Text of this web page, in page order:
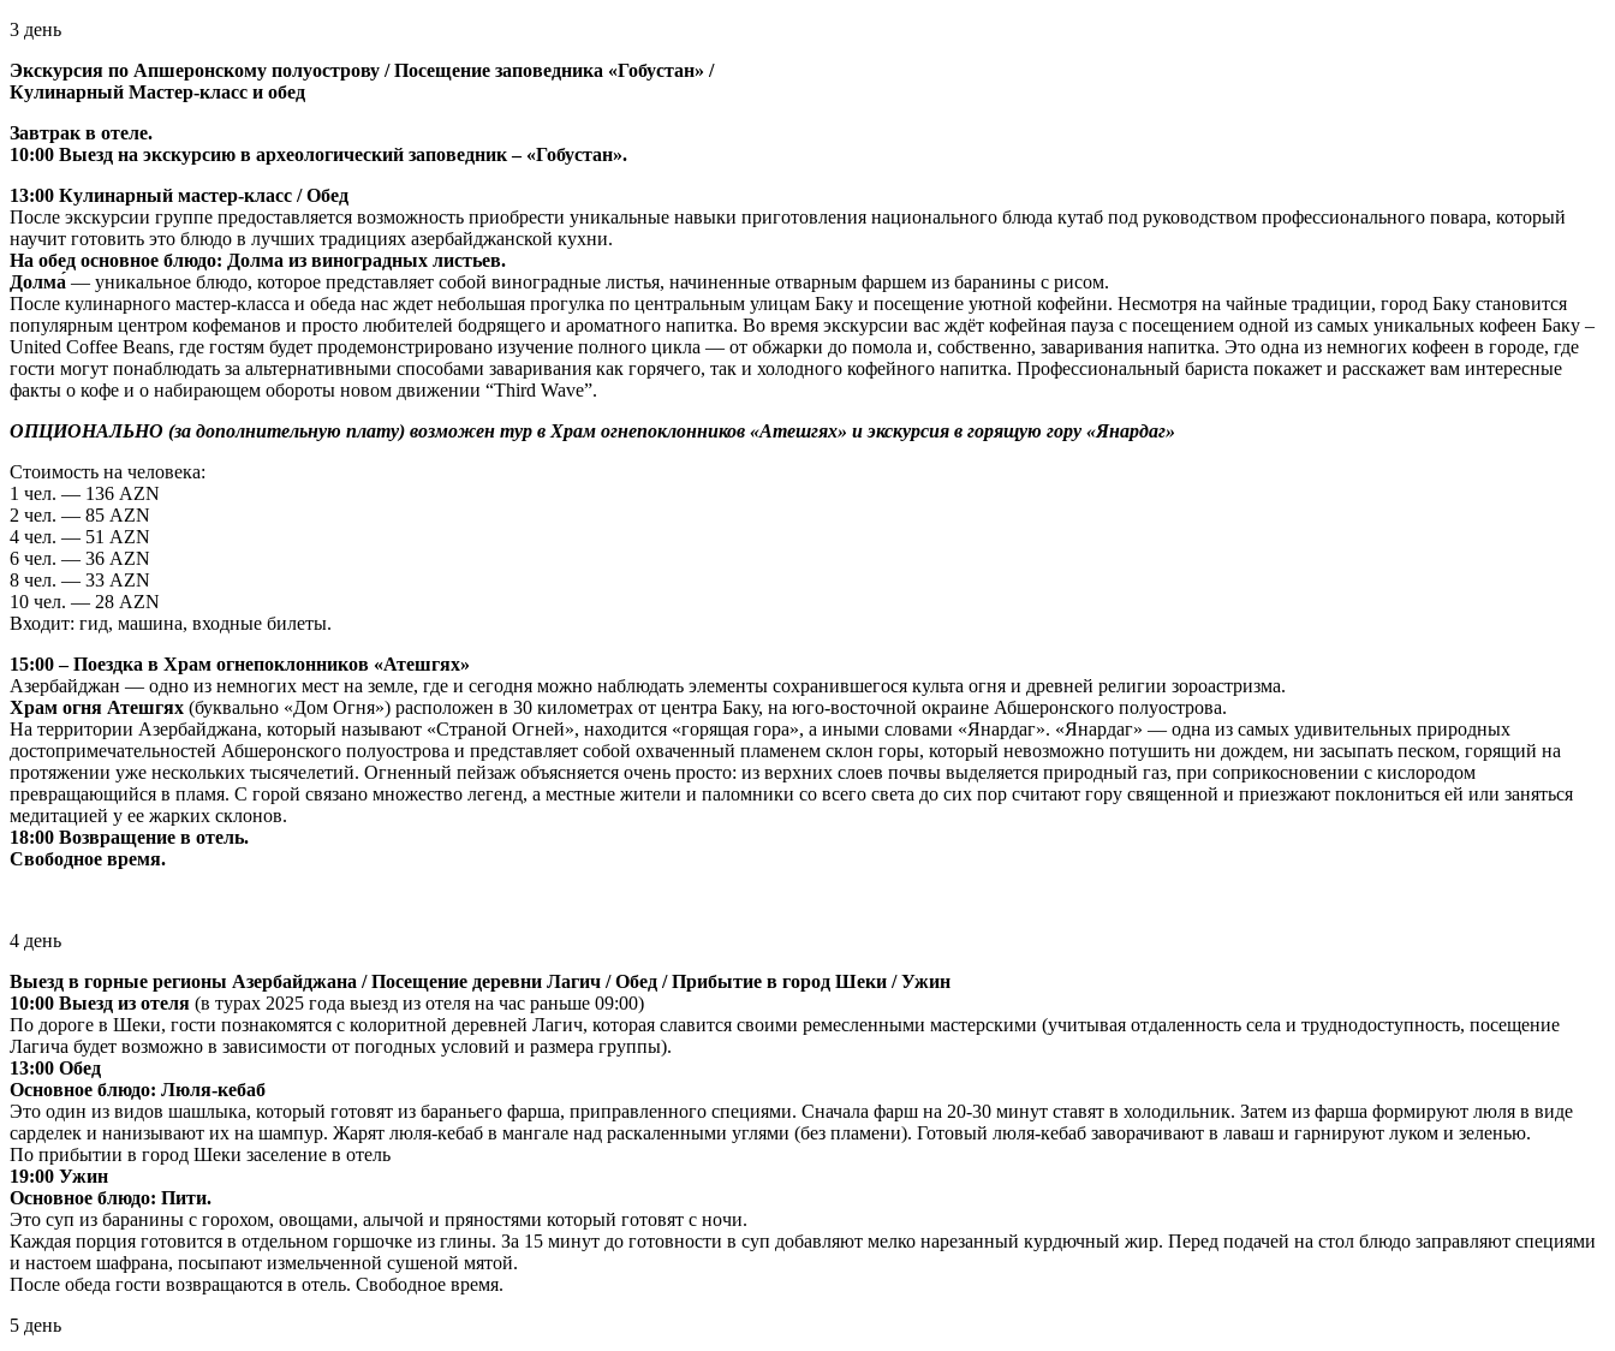
3 день
Экскурсия по Апшеронскому полуострову / Посещение заповедника «Гобустан» /
Кулинарный Мастер-класс и обед
Завтрак в отеле.
10:00 Выезд на экскурсию в археологический заповедник – «Гобустан».
13:00 Кулинарный мастер-класс / Обед
После экскурсии группе предоставляется возможность приобрести уникальные навыки приготовления национального блюда кутаб под руководством профессионального повара, который
научит готовить это блюдо в лучших традициях азербайджанской кухни.
На обед основное блюдо: Долма из виноградных листьев.
Долма́ — уникальное блюдо, которое представляет собой виноградные листья, начиненные отварным фаршем из баранины c рисом.
После кулинарного мастер-класса и обеда нас ждет небольшая прогулка по центральным улицам Баку и посещение уютной кофейни. Несмотря на чайные традиции, город Баку становится
популярным центром кофеманов и просто любителей бодрящего и ароматного напитка. Во время экскурсии вас ждёт кофейная пауза с посещением одной из самых уникальных кофеен Баку –
United Coffee Beans, где гостям будет продемонстрировано изучение полного цикла — от обжарки до помола и, собственно, заваривания напитка. Это одна из немногих кофеен в городе, где
гости могут понаблюдать за альтернативными способами заваривания как горячего, так и холодного кофейного напитка. Профессиональный бариста покажет и расскажет вам интересные
факты о кофе и о набирающем обороты новом движении “Third Wave”.
ОПЦИОНАЛЬНО (за дополнительную плату) возможен тур в Храм огнепоклонников «Атешгях» и экскурсия в горящую гору «Янардаг»
Стоимость на человека:
1 чел. — 136 AZN
2 чел. — 85 AZN
4 чел. — 51 AZN
6 чел. — 36 AZN
8 чел. — 33 AZN
10 чел. — 28 AZN
Входит: гид, машина, входные билеты.
15:00 – Поездка в Храм огнепоклонников «Атешгях»
Азербайджан — одно из немногих мест на земле, где и сегодня можно наблюдать элементы сохранившегося культа огня и древней религии зороастризма.
Храм огня Атешгях (буквально «Дом Огня») расположен в 30 километрах от центра Баку, на юго-восточной окраине Абшеронского полуострова.
На территории Азербайджана, который называют «Страной Огней», находится «горящая гора», а иными словами «Янардаг». «Янардаг» — одна из самых удивительных природных
достопримечательностей Абшеронского полуострова и представляет собой охваченный пламенем склон горы, который невозможно потушить ни дождем, ни засыпать песком, горящий на
протяжении уже нескольких тысячелетий. Огненный пейзаж объясняется очень просто: из верхних слоев почвы выделяется природный газ, при соприкосновении с кислородом
превращающийся в пламя. С горой связано множество легенд, а местные жители и паломники со всего света до сих пор считают гору священной и приезжают поклониться ей или заняться
медитацией у ее жарких склонов.
18:00 Возвращение в отель.
Свободное время.
4 день
Выезд в горные регионы Азербайджана / Посещение деревни Лагич / Обед / Прибытие в город Шеки / Ужин
10:00 Выезд из отеля (в турах 2025 года выезд из отеля на час раньше 09:00)
По дороге в Шеки, гости познакомятся с колоритной деревней Лагич, которая славится своими ремесленными мастерскими (учитывая отдаленность села и труднодоступность, посещение
Лагича будет возможно в зависимости от погодных условий и размера группы).
13:00 Обед
Основное блюдо: Люля-кебаб
Это один из видов шашлыка, который готовят из бараньего фарша, приправленного специями. Сначала фарш на 20-30 минут ставят в холодильник. Затем из фарша формируют люля в виде
сарделек и нанизывают их на шампур. Жарят люля-кебаб в мангале над раскаленными углями (без пламени). Готовый люля-кебаб заворачивают в лаваш и гарнируют луком и зеленью.
По прибытии в город Шеки заселение в отель
19:00 Ужин
Основное блюдо: Пити.
Это суп из баранины с горохом, овощами, алычой и пряностями который готовят с ночи.
Каждая порция готовится в отдельном горшочке из глины. За 15 минут до готовности в суп добавляют мелко нарезанный курдючный жир. Перед подачей на стол блюдо заправляют специями
и настоем шафрана, посыпают измельченной сушеной мятой.
После обеда гости возвращаются в отель. Свободное время.
5 день